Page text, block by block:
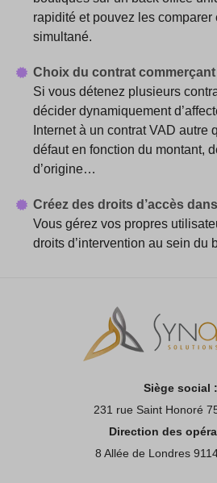
rapidité et pouvez les comparer
simultané.
Choix du contrat
Si vous détenez plusieurs
décider dynamiquement
Internet à un contrat VAD autre
défaut en fonction du montant,
d’origine…
Créez des droits d’accès
Vous gérez vos propres
droits d’intervention au sein du
Siège social :
231 rue Saint Honoré
Direction des
8 Allée de Londres